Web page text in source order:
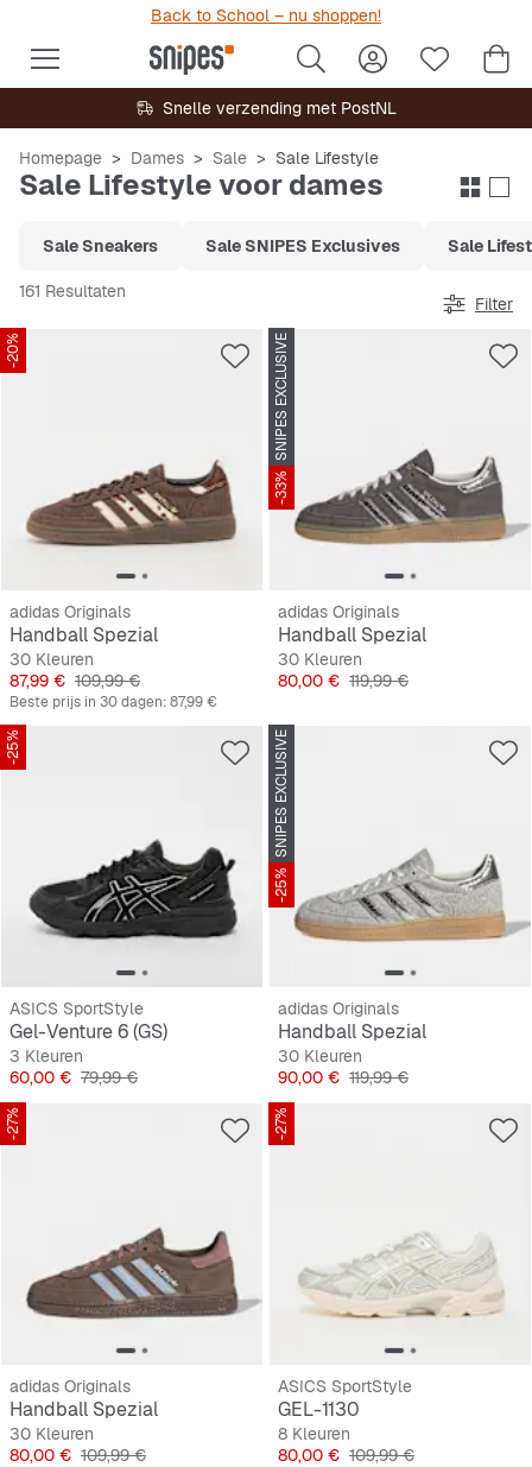
Back to School – nu shoppen!
Snelle verzending met PostNL
Homepage Dames Sale Sale Lifestyle
Sale Lifestyle voor dames
Sale Sneakers Sale SNIPES Exclusives Sale
161 Resultaten
Filter
-20%
adidas Originals
Handball Spezial
30 Kleuren
Prijs
87,99 € Originele Prijs
109,99 €
Beste prijs in 30 dagen:87,99 €
SNIPES EXCLUSIVE
-33%
adidas Originals
Handball Spezial
30 Kleuren
Prijs
80,00 € Originele Prijs
119,99 €
-25%
ASICS SportStyle
Gel-Venture 6 (GS)
3 Kleuren
Prijs
60,00 € Originele Prijs
79,99 €
SNIPES EXCLUSIVE
-25%
adidas Originals
Handball Spezial
30 Kleuren
Prijs
90,00 € Originele Prijs
119,99 €
-27%
adidas Originals
Handball Spezial
30 Kleuren
Prijs
80,00 € Originele Prijs
109,99 €
-27%
ASICS SportStyle
GEL-1130
8 Kleuren
Prijs
80,00 € Originele Prijs
109,99 €